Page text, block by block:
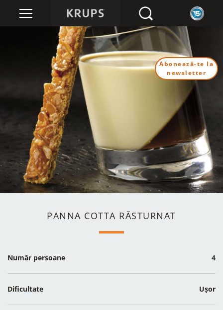
PANNA COTTA RĂSTURNAT
Număr persoane 4
Dificultate Ușor
Abonează-te la
newsletter